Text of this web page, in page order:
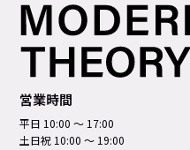
営業時間
平日 10:00 ～ 17:00
土日祝 10:00 ～ 19:00